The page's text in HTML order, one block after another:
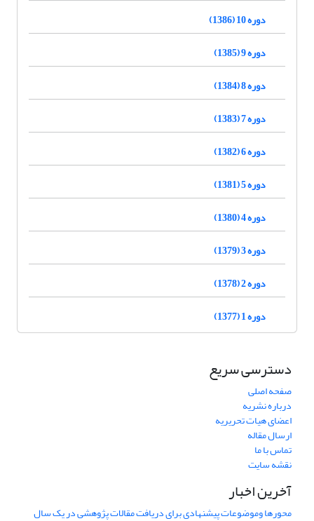
دوره 10 (1386)
دوره 9 (1385)
دوره 8 (1384)
دوره 7 (1383)
دوره 6 (1382)
دوره 5 (1381)
دوره 4 (1380)
دوره 3 (1379)
دوره 2 (1378)
دوره 1 (1377)
دسترسی سریع
صفحه اصلی
درباره نشریه
اعضای هیات تحریریه
ارسال مقاله
تماس با ما
نقشه سایت
آخرین اخبار
محورها وموضوعات پیشنهادی برای دریافت مقالات پژوهشی در یک سال